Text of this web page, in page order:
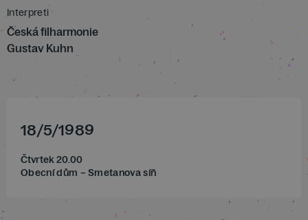
Interpreti
Česká filharmonie
Gustav Kuhn
18/5/1989
Čtvrtek 20.00
Obecní dům – Smetanova síň